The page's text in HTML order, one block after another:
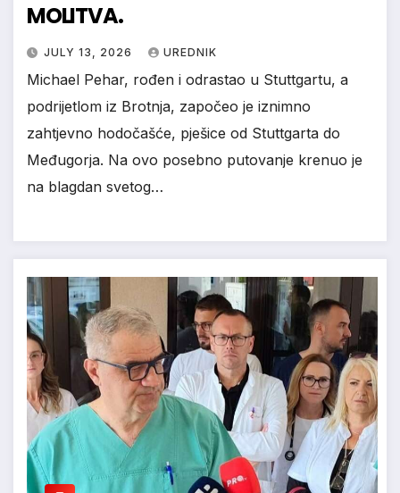
MOLITVA.
JULY 13, 2026 UREDNIK
Michael Pehar, rođen i odrastao u Stuttgartu, a
podrijetlom iz Brotnja, započeo je iznimno
zahtjevno hodočašće, pješice od Stuttgarta do
Međugorja. Na ovo posebno putovanje krenuo je
na blagdan svetog…